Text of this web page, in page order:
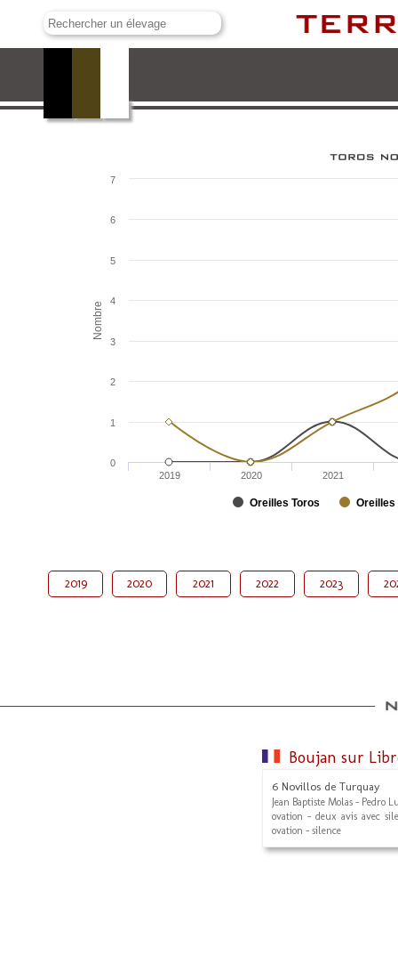
Nombre
Oreilles Toros Oreilles
2019 2020 2021
0
1
2
3
4
5
6
7
2019 2020 2021 2022 2023
Boujan sur
6 Novillos de Turquay
Jean Baptiste Molas - Pedro
ovation - deux avis avec
ovation - silence